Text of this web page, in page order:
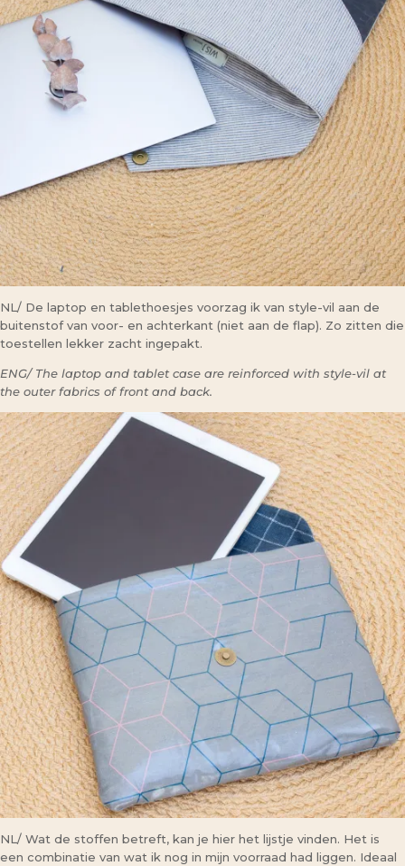
NL/ De laptop en tablethoesjes voorzag ik van style-vil aan de
buitenstof van voor- en achterkant (niet aan de flap). Zo zitten die
toestellen lekker zacht ingepakt.
ENG/ The laptop and tablet case are reinforced with style-vil at
the outer fabrics of front and back.
NL/ Wat de stoffen betreft, kan je hier het lijstje vinden. Het is
een combinatie van wat ik nog in mijn voorraad had liggen. Ideaal